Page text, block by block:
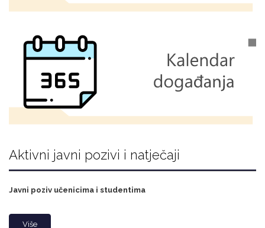
Aktivni javni pozivi i natječaji
Javni poziv učenicima i studentima
Više